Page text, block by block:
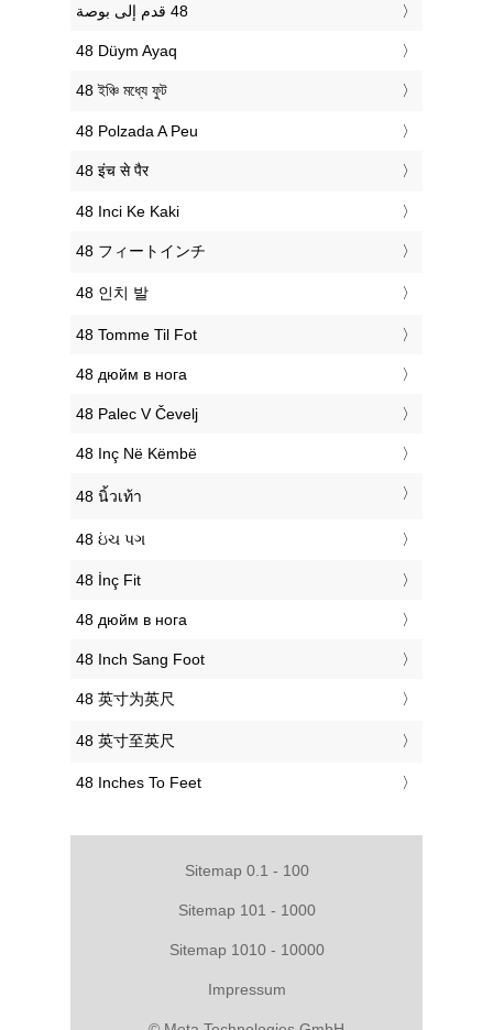
‎48 Düym Ayaq
‎48 ইঞ্চি মধ্যে ফুট
‎48 Polzada A Peu
‎48 इंच से पैर
‎48 Inci Ke Kaki
‎48 フィートインチ
‎48 인치 발
‎48 Tomme Til Fot
‎48 дюйм в нога
‎48 Palec V Čevelj
‎48 Inç Në Këmbë
‎48 นิ้วเท้า
‎48 ઇંચ પગ
‎48 İnç Fit
‎48 дюйм в нога
‎48 Inch Sang Foot
‎48 英寸为英尺
‎48 英寸至英尺
‎48 Inches To Feet
Sitemap 0.1 - 100
Sitemap 101 - 1000
Sitemap 1010 - 10000
Impressum